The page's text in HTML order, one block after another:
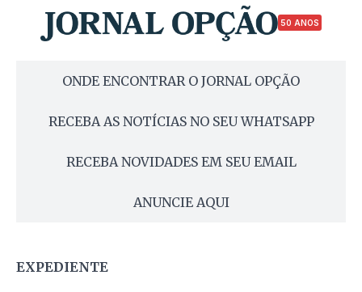
50 ANOS
ONDE ENCONTRAR O JORNAL OPÇÃO
RECEBA AS NOTÍCIAS NO SEU WHATSAPP
RECEBA NOVIDADES EM SEU EMAIL
ANUNCIE AQUI
EXPEDIENTE